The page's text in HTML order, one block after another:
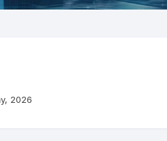
2026